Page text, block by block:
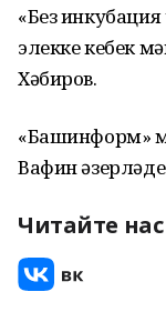
«Без
элекке кебек
Хәбиров.
«Башинформ»
Вафин
Читайте нас